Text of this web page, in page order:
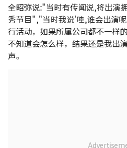
全昭弥说:"当时有传闻说,将出演
秀节目","当时我说'哇,谁会出演
行活动，如果所属公司都不一样
不知道会怎么样，结果还是我出
声。